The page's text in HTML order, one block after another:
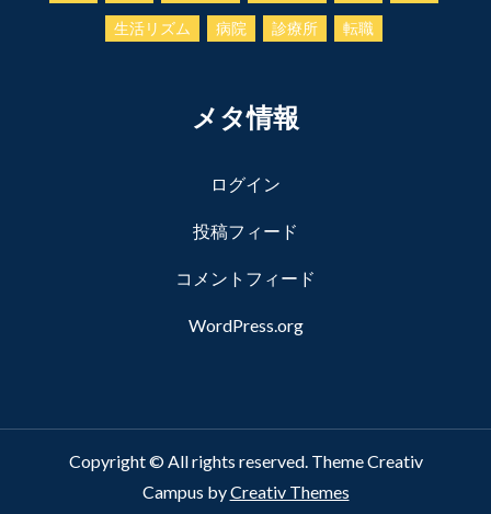
生活リズム 病院 診療所 転職
メタ情報
ログイン
投稿フィード
コメントフィード
WordPress.org
Copyright © All rights reserved. Theme Creativ
Campus byCreativ Themes